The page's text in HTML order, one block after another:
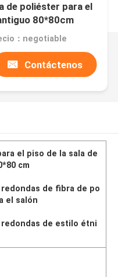
de poliéster para el
80*80cm
：negotiable
Contáctenos
el piso de la sala de
cm
de fibra de po
el salón
de estilo étni